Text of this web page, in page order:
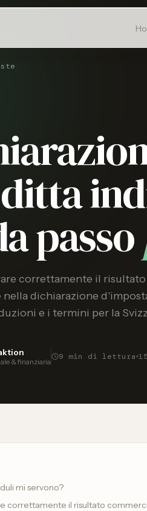
passo
correttamente il
dichiarazione
e i termini per la
& finanziaria
9 min di lettura
mi servono?
correttamente il risultato